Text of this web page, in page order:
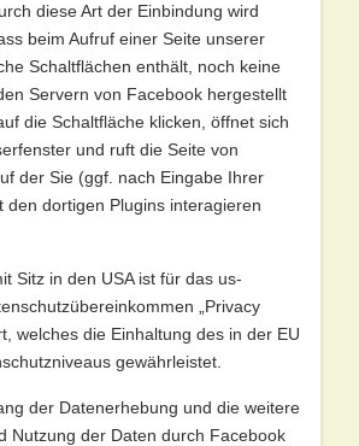
diese Art der Einbindung wird
beim Aufruf einer Seite unserer
Schaltflächen enthält, noch keine
Servern von Facebook hergestellt
die Schaltfläche klicken, öffnet sich
und ruft die Seite von
der Sie (ggf. nach Eingabe Ihrer
den dortigen Plugins interagieren
Sitz in den USA ist für das us-
„Privacy
welches die Einhaltung des in der EU
gewährleistet.
der Datenerhebung und die weitere
Nutzung der Daten durch Facebook